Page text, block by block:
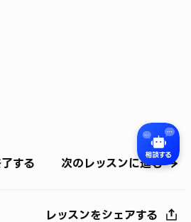
する 次のレッスンに進む
レッスンをシェアする